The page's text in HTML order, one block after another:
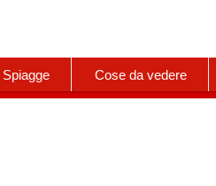
Spiagge Cose da vedere